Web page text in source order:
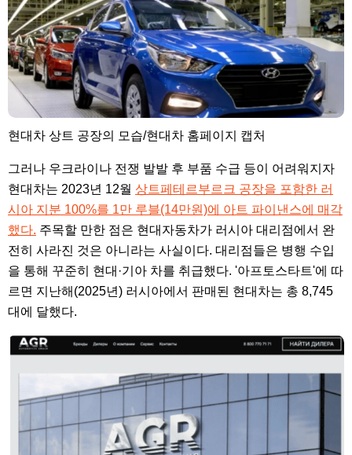
현대차 상트 공장의 모습/현대차 홈페이지 캡처
그러나 우크라이나 전쟁 발발 후 부품 수급 등이 어려워지자
현대차는 2023년 12월 상트페테르부르크 공장을 포함한 러
시아 지분 100%를 1만 루블(14만원)에 아트 파이낸스에 매각
했다. 주목할 만한 점은 현대자동차가 러시아 대리점에서 완
전히 사라진 것은 아니라는 사실이다. 대리점들은 병행 수입
을 통해 꾸준히 현대·기아 차를 취급했다. '아프토스타트'에 따
르면 지난해(2025년) 러시아에서 판매된 현대차는 총 8,745
대에 달했다.